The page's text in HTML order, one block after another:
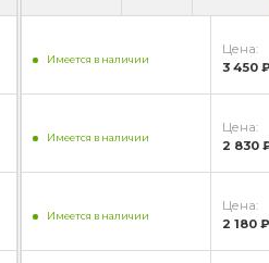
Имеется в наличии
Цена:
3 450
Имеется в наличии
Цена:
2 830
Имеется в наличии
Цена:
2 180 ₽